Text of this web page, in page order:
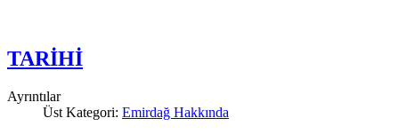
TARİHİ
Ayrıntılar
Üst Kategori: Emirdağ Hakkında